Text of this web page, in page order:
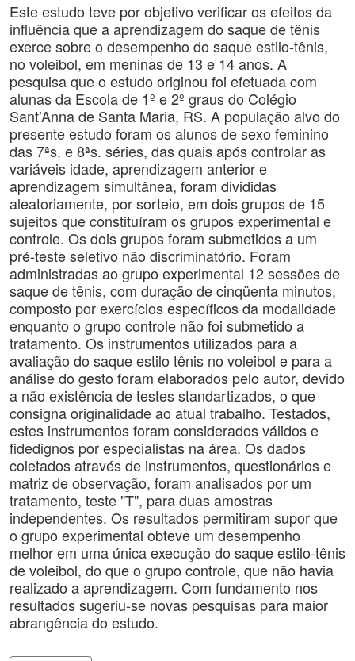
Este estudo teve por objetivo verificar os efeitos da
influência que a aprendizagem do saque de tênis
exerce sobre o desempenho do saque estilo-tênis,
no voleibol, em meninas de 13 e 14 anos. A
pesquisa que o estudo originou foi efetuada com
alunas da Escola de 1º e 2º graus do Colégio
Sant’Anna de Santa Maria, RS. A população alvo do
presente estudo foram os alunos de sexo feminino
das 7ªs. e 8ªs. séries, das quais após controlar as
variáveis idade, aprendizagem anterior e
aprendizagem simultânea, foram divididas
aleatoriamente, por sorteio, em dois grupos de 15
sujeitos que constituíram os grupos experimental e
controle. Os dois grupos foram submetidos a um
pré-teste seletivo não discriminatório. Foram
administradas ao grupo experimental 12 sessões de
saque de tênis, com duração de cinqüenta minutos,
composto por exercícios específicos da modalidade
enquanto o grupo controle não foi submetido a
tratamento. Os instrumentos utilizados para a
avaliação do saque estilo tênis no voleibol e para a
análise do gesto foram elaborados pelo autor, devido
a não existência de testes standartizados, o que
consigna originalidade ao atual trabalho. Testados,
estes instrumentos foram considerados válidos e
fidedignos por especialistas na área. Os dados
coletados através de instrumentos, questionários e
matriz de observação, foram analisados por um
tratamento, teste "T", para duas amostras
independentes. Os resultados permitiram supor que
o grupo experimental obteve um desempenho
melhor em uma única execução do saque estilo-tênis
de voleibol, do que o grupo controle, que não havia
realizado a aprendizagem. Com fundamento nos
resultados sugeriu-se novas pesquisas para maior
abrangência do estudo.